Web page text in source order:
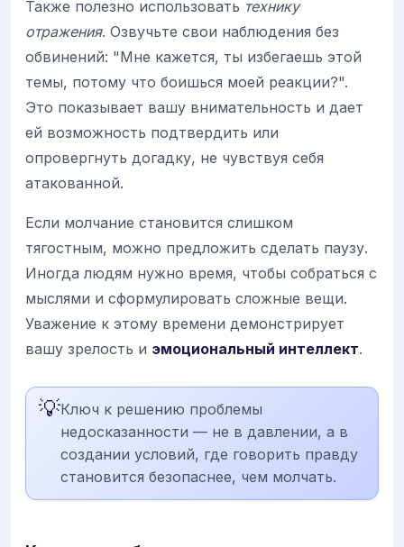
Также полезно использовать технику
отражения. Озвучьте свои наблюдения без
обвинений: "Мне кажется, ты избегаешь этой
темы, потому что боишься моей реакции?".
Это показывает вашу внимательность и дает
ей возможность подтвердить или
опровергнуть догадку, не чувствуя себя
атакованной.
Если молчание становится слишком
тягостным, можно предложить сделать паузу.
Иногда людям нужно время, чтобы собраться с
мыслями и сформулировать сложные вещи.
Уважение к этому времени демонстрирует
вашу зрелость и эмоциональный интеллект.
💡Ключ к решению проблемы
недосказанности — не в давлении, а в
создании условий, где говорить правду
становится безопаснее, чем молчать.